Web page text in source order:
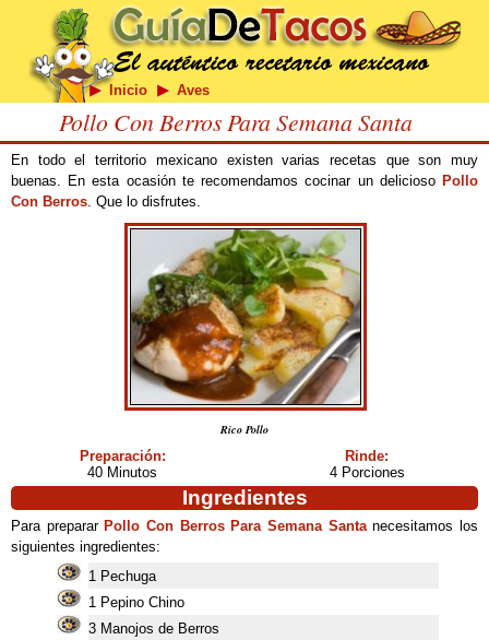
Inicio Aves
Pollo Con Berros Para Semana Santa
En todo el territorio mexicano existen varias recetas que son muy
buenas. En esta ocasión te recomendamos cocinar un delicioso Pollo
Con Berros. Que lo disfrutes.
Rico Pollo
Preparación:
40 Minutos
Rinde:
4 Porciones
Ingredientes
Para preparar Pollo Con Berros Para Semana Santanecesitamos los
siguientes ingredientes:
1 Pechuga
1 Pepino Chino
3 Manojos de Berros